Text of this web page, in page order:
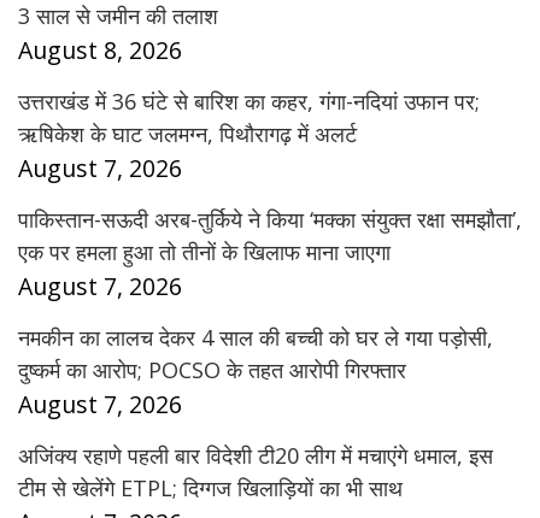
3 साल से जमीन की तलाश
August 8, 2026
उत्तराखंड में 36 घंटे से बारिश का कहर, गंगा-नदियां उफान पर;
ऋषिकेश के घाट जलमग्न, पिथौरागढ़ में अलर्ट
August 7, 2026
पाकिस्तान-सऊदी अरब-तुर्किये ने किया ‘मक्का संयुक्त रक्षा समझौता’,
एक पर हमला हुआ तो तीनों के खिलाफ माना जाएगा
August 7, 2026
नमकीन का लालच देकर 4 साल की बच्ची को घर ले गया पड़ोसी,
दुष्कर्म का आरोप; POCSO के तहत आरोपी गिरफ्तार
August 7, 2026
अजिंक्य रहाणे पहली बार विदेशी टी20 लीग में मचाएंगे धमाल, इस
टीम से खेलेंगे ETPL; दिग्गज खिलाड़ियों का भी साथ